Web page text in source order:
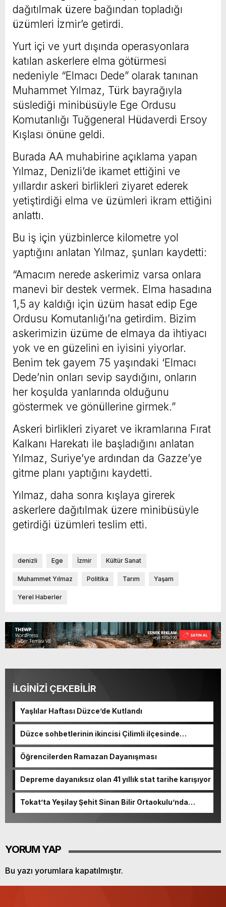
dağıtılmak üzere bağından topladığı
üzümleri İzmir’e getirdi.
Yurt içi ve yurt dışında operasyonlara
katılan askerlere elma götürmesi
nedeniyle “Elmacı Dede” olarak tanınan
Muhammet Yılmaz, Türk bayrağıyla
süslediği minibüsüyle Ege Ordusu
Komutanlığı Tuğgeneral Hüdaverdi Ersoy
Kışlası önüne geldi.
Burada AA muhabirine açıklama yapan
Yılmaz, Denizli’de ikamet ettiğini ve
yıllardır askeri birlikleri ziyaret ederek
yetiştirdiği elma ve üzümleri ikram ettiğini
anlattı.
Bu iş için yüzbinlerce kilometre yol
yaptığını anlatan Yılmaz, şunları kaydetti:
“Amacım nerede askerimiz varsa onlara
manevi bir destek vermek. Elma hasadına
1,5 ay kaldığı için üzüm hasat edip Ege
Ordusu Komutanlığı’na getirdim. Bizim
askerimizin üzüme de elmaya da ihtiyacı
yok ve en güzelini en iyisini yiyorlar.
Benim tek gayem 75 yaşındaki ‘Elmacı
Dede’nin onları sevip saydığını, onların
her koşulda yanlarında olduğunu
göstermek ve gönüllerine girmek.”
Askeri birlikleri ziyaret ve ikramlarına Fırat
Kalkanı Harekatı ile başladığını anlatan
Yılmaz, Suriye’ye ardından da Gazze’ye
gitme planı yaptığını kaydetti.
Yılmaz, daha sonra kışlaya girerek
askerlere dağıtılmak üzere minibüsüyle
getirdiği üzümleri teslim etti.
denizli Ege İzmir Kültür Sanat
Muhammet Yılmaz Politika Tarım Yaşam
Yerel Haberler
İLGİNİZİ ÇEKEBİLİR
Yaşlılar Haftası Düzce’de Kutlandı
Düzce sohbetlerinin ikincisi Çilimli ilçesinde
gerçekleşti
Öğrencilerden Ramazan Dayanışması
Depreme dayanıksız olan 41 yıllık stat tarihe karışıyor
Tokat’ta Yeşilay Şehit Sinan Bilir Ortaokulu’nda
YORUM YAP
Bu yazı yorumlara kapatılmıştır.